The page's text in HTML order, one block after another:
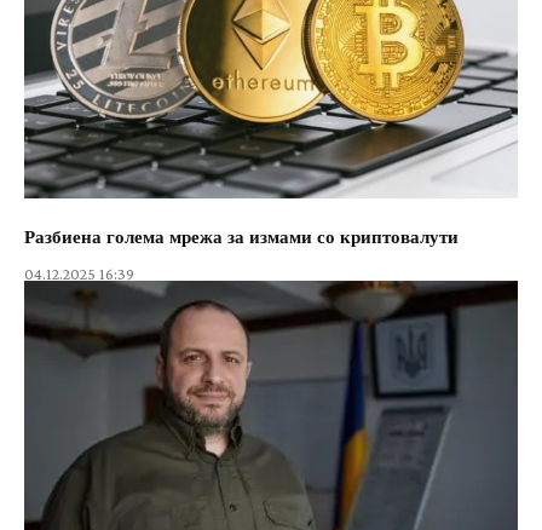
Разбиена голема мрежа за измами со криптовалути
04.12.2025 16:39